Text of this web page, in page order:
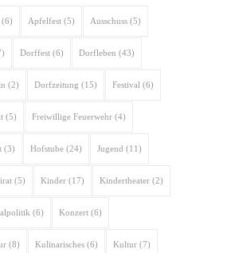
(6) Apfelfest (5) Ausschuss (5)
Dorffest (6) Dorfleben (43)
(2) Dorfzeitung (15) Festival (6)
(5) Freiwillige Feuerwehr (4)
(3) Hofstube (24) Jugend (11)
(5) Kinder (17) Kindertheater (2)
(6) Konzert (6)
(8) Kulinarisches (6) Kultur (7)